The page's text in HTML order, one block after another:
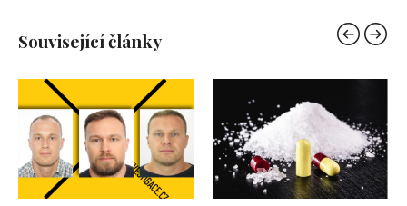
Související články